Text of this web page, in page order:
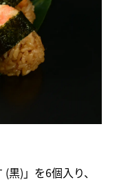
)」を6個入り、